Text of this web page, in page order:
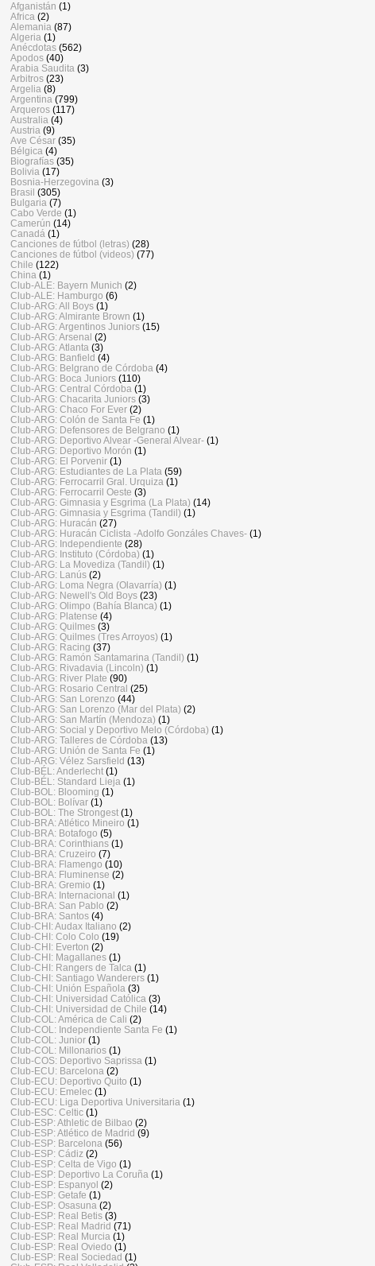
Afganistán (1)
Africa (2)
Alemania (87)
Algeria (1)
Anécdotas (562)
Apodos (40)
Arabia Saudita (3)
Arbitros (23)
Argelia (8)
Argentina (799)
Arqueros (117)
Australia (4)
Austria (9)
Ave César (35)
Bélgica (4)
Biografías (35)
Bolivia (17)
Bosnia-Herzegovina (3)
Brasil (305)
Bulgaria (7)
Cabo Verde (1)
Camerún (14)
Canadá (1)
Canciones de fútbol (letras) (28)
Canciones de fútbol (videos) (77)
Chile (122)
China (1)
Club-ALE: Bayern Munich (2)
Club-ALE: Hamburgo (6)
Club-ARG: All Boys (1)
Club-ARG: Almirante Brown (1)
Club-ARG: Argentinos Juniors (15)
Club-ARG: Arsenal (2)
Club-ARG: Atlanta (3)
Club-ARG: Banfield (4)
Club-ARG: Belgrano de Córdoba (4)
Club-ARG: Boca Juniors (110)
Club-ARG: Central Córdoba (1)
Club-ARG: Chacarita Juniors (3)
Club-ARG: Chaco For Ever (2)
Club-ARG: Colón de Santa Fe (1)
Club-ARG: Defensores de Belgrano (1)
Club-ARG: Deportivo Alvear -General Alvear- (1)
Club-ARG: Deportivo Morón (1)
Club-ARG: El Porvenir (1)
Club-ARG: Estudiantes de La Plata (59)
Club-ARG: Ferrocarril Gral. Urquiza (1)
Club-ARG: Ferrocarril Oeste (3)
Club-ARG: Gimnasia y Esgrima (La Plata) (14)
Club-ARG: Gimnasia y Esgrima (Tandil) (1)
Club-ARG: Huracán (27)
Club-ARG: Huracán Ciclista -Adolfo Gonzáles Chaves- (1)
Club-ARG: Independiente (28)
Club-ARG: Instituto (Córdoba) (1)
Club-ARG: La Movediza (Tandil) (1)
Club-ARG: Lanús (2)
Club-ARG: Loma Negra (Olavarría) (1)
Club-ARG: Newell's Old Boys (23)
Club-ARG: Olimpo (Bahía Blanca) (1)
Club-ARG: Platense (4)
Club-ARG: Quilmes (3)
Club-ARG: Quilmes (Tres Arroyos) (1)
Club-ARG: Racing (37)
Club-ARG: Ramón Santamarina (Tandil) (1)
Club-ARG: Rivadavia (Lincoln) (1)
Club-ARG: River Plate (90)
Club-ARG: Rosario Central (25)
Club-ARG: San Lorenzo (44)
Club-ARG: San Lorenzo (Mar del Plata) (2)
Club-ARG: San Martín (Mendoza) (1)
Club-ARG: Social y Deportivo Melo (Córdoba) (1)
Club-ARG: Talleres de Córdoba (13)
Club-ARG: Unión de Santa Fe (1)
Club-ARG: Vélez Sarsfield (13)
Club-BÉL: Anderlecht (1)
Club-BÉL: Standard Lieja (1)
Club-BOL: Blooming (1)
Club-BOL: Bolívar (1)
Club-BOL: The Strongest (1)
Club-BRA: Atlético Mineiro (1)
Club-BRA: Botafogo (5)
Club-BRA: Corinthians (1)
Club-BRA: Cruzeiro (7)
Club-BRA: Flamengo (10)
Club-BRA: Fluminense (2)
Club-BRA: Gremio (1)
Club-BRA: Internacional (1)
Club-BRA: San Pablo (2)
Club-BRA: Santos (4)
Club-CHI: Audax Italiano (2)
Club-CHI: Colo Colo (19)
Club-CHI: Everton (2)
Club-CHI: Magallanes (1)
Club-CHI: Rangers de Talca (1)
Club-CHI: Santiago Wanderers (1)
Club-CHI: Unión Española (3)
Club-CHI: Universidad Católica (3)
Club-CHI: Universidad de Chile (14)
Club-COL: América de Cali (2)
Club-COL: Independiente Santa Fe (1)
Club-COL: Junior (1)
Club-COL: Millonarios (1)
Club-COS: Deportivo Saprissa (1)
Club-ECU: Barcelona (2)
Club-ECU: Deportivo Quito (1)
Club-ECU: Emelec (1)
Club-ECU: Liga Deportiva Universitaria (1)
Club-ESC: Celtic (1)
Club-ESP: Athletic de Bilbao (2)
Club-ESP: Atlético de Madrid (9)
Club-ESP: Barcelona (56)
Club-ESP: Cádiz (2)
Club-ESP: Celta de Vigo (1)
Club-ESP: Deportivo La Coruña (1)
Club-ESP: Espanyol (2)
Club-ESP: Getafe (1)
Club-ESP: Osasuna (2)
Club-ESP: Real Betis (3)
Club-ESP: Real Madrid (71)
Club-ESP: Real Murcia (1)
Club-ESP: Real Oviedo (1)
Club-ESP: Real Sociedad (1)